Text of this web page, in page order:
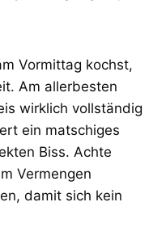
Vormittag kochst,
Am allerbesten
wirklich vollständig
ein matschiges
Biss. Achte
Vermengen
damit sich kein